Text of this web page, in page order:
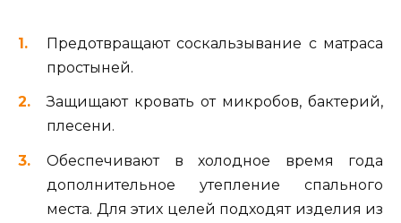
Предотвращают соскальзывание с матраса
простыней.
Защищают кровать от микробов, бактерий,
плесени.
Обеспечивают в холодное время года
дополнительное утепление спального
места. Для этих целей подходят изделия из